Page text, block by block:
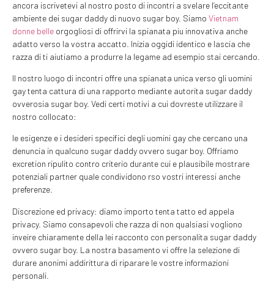
ancora iscrivetevi al nostro posto di incontri a svelare l’eccitante
ambiente dei sugar daddy di nuovo sugar boy. Siamo Vietnam
donne belle orgogliosi di offrirvi la spianata piu innovativa anche
adatto verso la vostra accatto. Inizia oggidi identico e lascia che
razza di ti aiutiamo a produrre la legame ad esempio stai cercando.
Il nostro luogo di incontri offre una spianata unica verso gli uomini
gay tenta cattura di una rapporto mediante autorita sugar daddy
ovverosia sugar boy. Vedi certi motivi a cui dovreste utilizzare il
nostro collocato:
le esigenze e i desideri specifici degli uomini gay che cercano una
denuncia in qualcuno sugar daddy ovvero sugar boy. Offriamo
excretion ripulito contro criterio durante cui e plausibile mostrare
potenziali partner quale condividono rso vostri interessi anche
preferenze.
Discrezione ed privacy: diamo importo tenta tatto ed appela
privacy. Siamo consapevoli che razza di non qualsiasi vogliono
inveire chiaramente della lei racconto con personalita sugar daddy
ovvero sugar boy. La nostra basamento vi offre la selezione di
durare anonimi addirittura di riparare le vostre informazioni
personali.